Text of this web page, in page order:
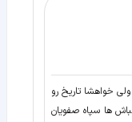
خواهشا تاریخ رو
ها سپاه صفویان